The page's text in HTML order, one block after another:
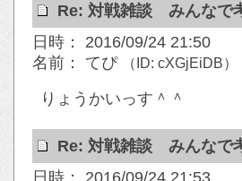
Re: 対戦雑談 みんなで
日時： 2016/09/24 21:50
名前： てぴ
（ID: cXGjEiDB）
りょうかいっす＾＾
Re: 対戦雑談 みんなで
日時： 2016/09/24 21:53